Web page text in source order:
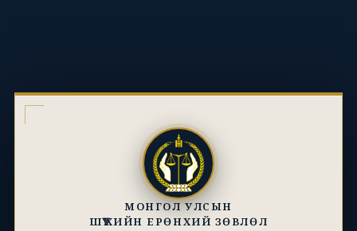
МОНГОЛ УЛСЫН
ШҮҮХИЙН ЕРӨНХИЙ ЗӨВЛӨЛ